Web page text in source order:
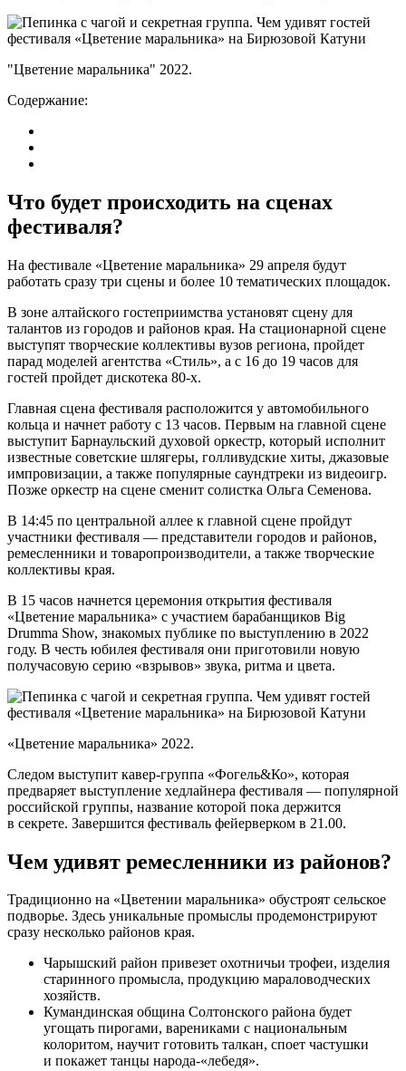
"Цветение маральника" 2022.
Содержание:
Что будет происходить на сценах
фестиваля?
На фестивале «Цветение маральника» 29 апреля будут
работать сразу три сцены и более 10 тематических площадок.
В зоне алтайского гостеприимства установят сцену для
талантов из городов и районов края. На стационарной сцене
выступят творческие коллективы вузов региона, пройдет
парад моделей агентства «Стиль», а с 16 до 19 часов для
гостей пройдет дискотека 80-х.
Главная сцена фестиваля расположится у автомобильного
кольца и начнет работу с 13 часов. Первым на главной сцене
выступит Барнаульский духовой оркестр, который исполнит
известные советские шлягеры, голливудские хиты, джазовые
импровизации, а также популярные саундтреки из видеоигр.
Позже оркестр на сцене сменит солистка Ольга Семенова.
В 14:45 по центральной аллее к главной сцене пройдут
участники фестиваля — представители городов и районов,
ремесленники и товаропроизводители, а также творческие
коллективы края.
В 15 часов начнется церемония открытия фестиваля
«Цветение маральника» с участием барабанщиков Big
Drumma Show, знакомых публике по выступлению в 2022
году. В честь юбилея фестиваля они приготовили новую
получасовую серию «взрывов» звука, ритма и цвета.
«Цветение маральника» 2022.
Следом выступит кавер-группа «Фогель&Ко», которая
предваряет выступление хедлайнера фестиваля — популярной
российской группы, название которой пока держится
в секрете. Завершится фестиваль фейерверком в 21.00.
Чем удивят ремесленники из районов?
Традиционно на «Цветении маральника» обустроят сельское
подворье. Здесь уникальные промыслы продемонстрируют
сразу несколько районов края.
Чарышский район привезет охотничьи трофеи, изделия
старинного промысла, продукцию мараловодческих
хозяйств.
Кумандинская община Солтонского района будет
угощать пирогами, варениками с национальным
колоритом, научит готовить талкан, споет частушки
и покажет танцы народа-«лебедя».